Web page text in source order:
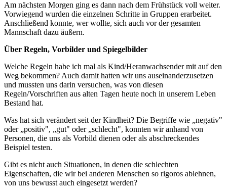
Am nächsten Morgen ging es dann nach dem Frühstück voll weiter.
Vorwiegend wurden die einzelnen Schritte in Gruppen erarbeitet.
Anschließend konnte, wer wollte, sich auch vor der gesamten
Mannschaft dazu äußern.
Über Regeln, Vorbilder und Spiegelbilder
Welche Regeln habe ich mal als Kind/Heranwachsender mit auf den
Weg bekommen? Auch damit hatten wir uns auseinanderzusetzen
und mussten uns darin versuchen, was von diesen
Regeln/Vorschriften aus alten Tagen heute noch in unserem Leben
Bestand hat.
Was hat sich verändert seit der Kindheit? Die Begriffe wie „negativ"
oder „positiv", „gut" oder „schlecht", konnten wir anhand von
Personen, die uns als Vorbild dienen oder als abschreckendes
Beispiel testen.
Gibt es nicht auch Situationen, in denen die schlechten
Eigenschaften, die wir bei anderen Menschen so rigoros ablehnen,
von uns bewusst auch eingesetzt werden?